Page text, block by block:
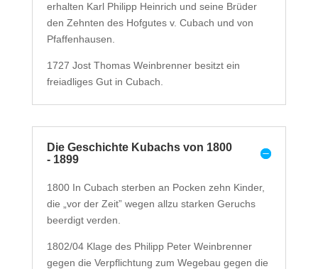
erhalten Karl Philipp Heinrich und seine Brüder
den Zehnten des Hofgutes v. Cubach und von
Pfaffenhausen.
1727 Jost Thomas Weinbrenner besitzt ein
freiadliges Gut in Cubach.
Die Geschichte Kubachs von 1800
- 1899
1800 In Cubach sterben an Pocken zehn Kinder,
die „vor der Zeit” wegen allzu starken Geruchs
beerdigt verden.
1802/04 Klage des Philipp Peter Weinbrenner
gegen die Verpflichtung zum Wegebau gegen die